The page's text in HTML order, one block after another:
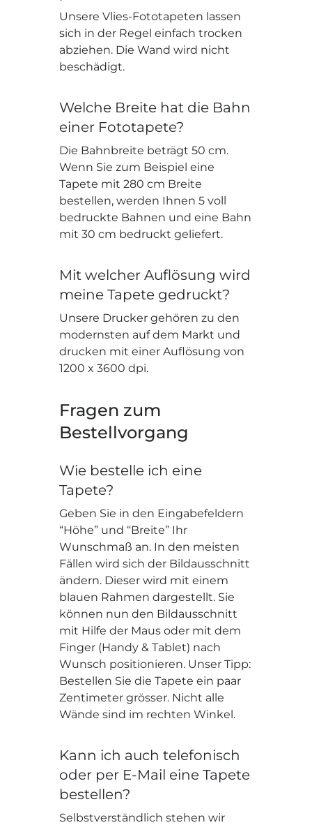
Unsere Vlies-Fototapeten lassen
sich in der Regel einfach trocken
abziehen. Die Wand wird nicht
beschädigt.
Welche Breite hat die Bahn
einer Fototapete?
Die Bahnbreite beträgt 50 cm.
Wenn Sie zum Beispiel eine
Tapete mit 280 cm Breite
bestellen, werden Ihnen 5 voll
bedruckte Bahnen und eine Bahn
mit 30 cm bedruckt geliefert.
Mit welcher Auflösung wird
meine Tapete gedruckt?
Unsere Drucker gehören zu den
modernsten auf dem Markt und
drucken mit einer Auflösung von
1200 x 3600 dpi.
Fragen zum
Bestellvorgang
Wie bestelle ich eine
Tapete?
Geben Sie in den Eingabefeldern
“Höhe” und “Breite” Ihr
Wunschmaß an. In den meisten
Fällen wird sich der Bildausschnitt
ändern. Dieser wird mit einem
blauen Rahmen dargestellt. Sie
können nun den Bildausschnitt
mit Hilfe der Maus oder mit dem
Finger (Handy & Tablet) nach
Wunsch positionieren. Unser Tipp:
Bestellen Sie die Tapete ein paar
Zentimeter grösser. Nicht alle
Wände sind im rechten Winkel.
Kann ich auch telefonisch
oder per E-Mail eine Tapete
bestellen?
Selbstverständlich stehen wir